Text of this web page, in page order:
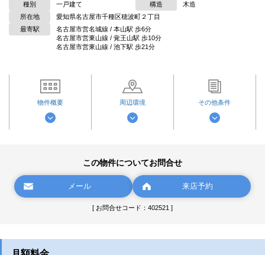
種別
一戸建て 構造
木造
所在地
愛知県名古屋市千種区穂波町２丁目
最寄駅
名古屋市営名城線 / 本山駅 歩6分
名古屋市営東山線 / 覚王山駅 歩10分
名古屋市営東山線 / 池下駅 歩21分
物件概要 周辺環境 その他条件
この物件についてお問合せ
メール 来店予約
[ お問合せコード：402521 ]